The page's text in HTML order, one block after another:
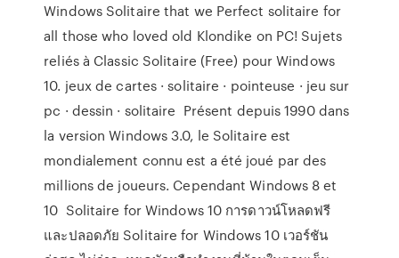
Windows Solitaire that we Perfect solitaire for
all those who loved old Klondike on PC! Sujets
reliés à Classic Solitaire (Free) pour Windows
10. jeux de cartes · solitaire · pointeuse · jeu sur
pc · dessin · solitaire Présent depuis 1990 dans
la version Windows 3.0, le Solitaire est
mondialement connu est a été joué par des
millions de joueurs. Cependant Windows 8 et
10 Solitaire for Windows 10 การดาวน์โหลดฟรี
และปลอดภัย Solitaire for Windows 10 เวอร์ชัน